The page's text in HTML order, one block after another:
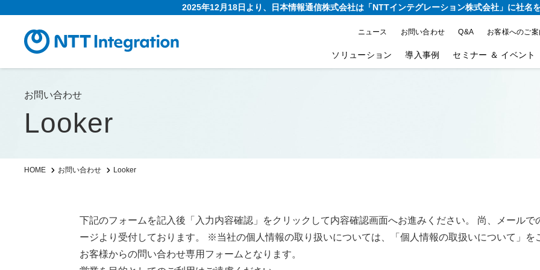
2025年12月18日より、日本情報通信株式会社は「NTTインテグレーション株式会社」に社名
ニュース お問い合わせ Q&A お客様へのご
ソリューション 導入事例 セミナー ＆ イベント
お問い合わせ
Looker
HOME お問い合わせ Looker
下記のフォームを記入後「入力内容確認」をクリックして内容確認画面へお進みください。 尚、メール
ージより受付しております。 ※当社の個人情報の取り扱いについては、「個人情報の取扱いについて」
お客様からの問い合わせ専用フォームとなります。